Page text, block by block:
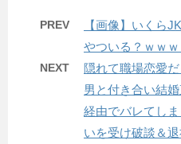
PREV
【画像】いくら
やついる？ｗｗ
NEXT
隠れて職場恋愛
男と付き合い結
経由でバレてし
いを受け破談＆